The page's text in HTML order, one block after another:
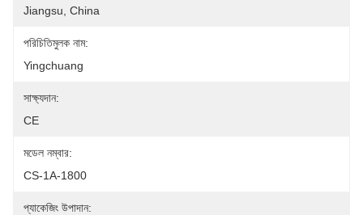
Jiangsu, China
পরিচিতিমুলক নাম:
Yingchuang
সাক্ষ্যদান:
CE
মডেল নম্বার:
CS-1A-1800
প্যাকেজিং উপাদান: